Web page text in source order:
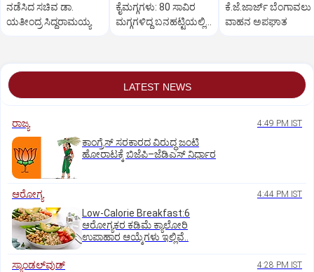
ನಡೆಸಿದ ಸಚಿವ ಡಾ.
ಯತೀಂದ್ರ ಸಿದ್ದರಾಮಯ್ಯ
ಕೈಮಗ್ಗಗಳು: 80 ಸಾವಿರ
ಮಗ್ಗಗಳಿದ್ದ ಬನಹಟ್ಟಿಯಲ್ಲಿ
ಕೆ.ಜೆ.ಜಾರ್ಜ್ ಬೆಂಗಾವಲು
ವಾಹನ ಅಪಘಾತ
LATEST NEWS
ರಾಜ್ಯ 4:49 PM IST
ಕಾಂಗ್ರೆಸ್‌ ಸರಕಾರದ ವಿರುದ್ಧ ಜಂಟಿ
ಹೋರಾಟಕ್ಕೆ ಬಿಜೆಪಿ–ಜೆಡಿಎಸ್‌ ನಿರ್ಧಾರ
ಆರೋಗ್ಯ 4:44 PM IST
Low-Calorie Breakfast:6
ಆರೋಗ್ಯಕರ ಕಡಿಮೆ ಕ್ಯಾಲೋರಿ
ಉಪಾಹಾರ ಆಯ್ಕೆಗಳು ಇಲ್ಲಿವೆ..
ಸ್ಯಾಂಡಲ್‌ವುಡ್‌ 4:28 PM IST